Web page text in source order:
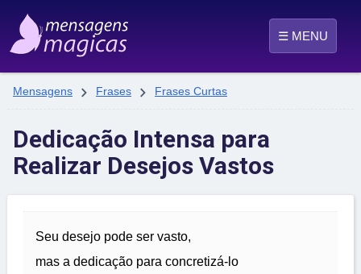
☰ MENU
Mensagens  Frases  Frases Curtas
Dedicação Intensa para
Realizar Desejos Vastos
Seu desejo pode ser vasto,
mas a dedicação para concretizá-lo